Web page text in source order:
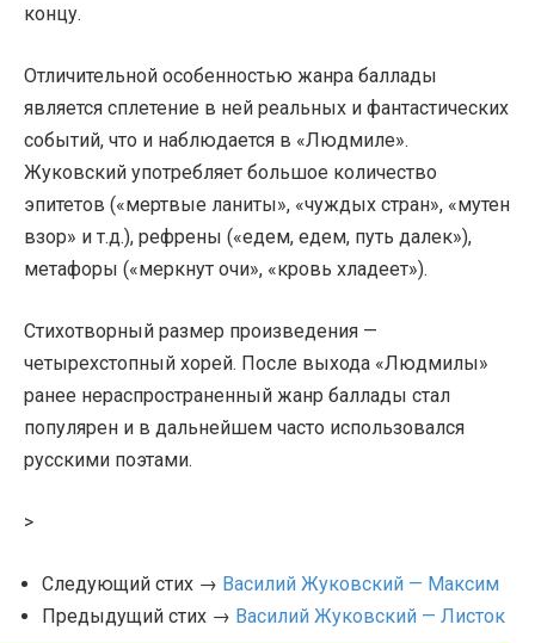
концу.
Отличительной особенностью жанра баллады
является сплетение в ней реальных и фантастических
событий, что и наблюдается в «Людмиле».
Жуковский употребляет большое количество
эпитетов («мертвые ланиты», «чуждых стран», «мутен
взор» и т.д.), рефрены («едем, едем, путь далек»),
метафоры («меркнут очи», «кровь хладеет»).
Стихотворный размер произведения —
четырехстопный хорей. После выхода «Людмилы»
ранее нераспространенный жанр баллады стал
популярен и в дальнейшем часто использовался
русскими поэтами.
>
Следующий стих → Василий Жуковский — Максим
Предыдущий стих → Василий Жуковский — Листок